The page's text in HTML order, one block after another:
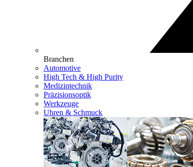
Branchen
Automotive
High Tech & High Purity
Medizintechnik
Präzisionsoptik
Werkzeuge
Uhren & Schmuck